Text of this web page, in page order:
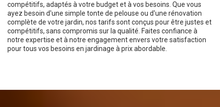
compétitifs, adaptés à votre budget et à vos besoins. Que vous
ayez besoin d'une simple tonte de pelouse ou d'une rénovation
complète de votre jardin, nos tarifs sont conçus pour être justes et
compétitifs, sans compromis sur la qualité. Faites confiance à
notre expertise et à notre engagement envers votre satisfaction
pour tous vos besoins en jardinage à prix abordable.